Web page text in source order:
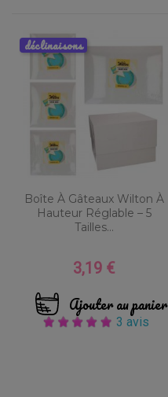
Boîte À Gâteaux Wilton À
Hauteur Réglable – 5
Tailles...
Prix
3,19 €
Ajouter au panier
3 avis
déclinaisons